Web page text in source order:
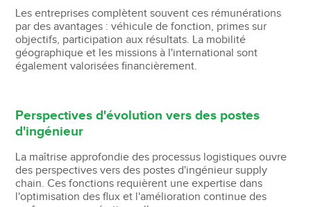
Les entreprises complètent souvent ces rémunérations
par des avantages : véhicule de fonction, primes sur
objectifs, participation aux résultats. La mobilité
géographique et les missions à l'international sont
également valorisées financièrement.
Perspectives d'évolution vers des postes
d'ingénieur
La maîtrise approfondie des processus logistiques ouvre
des perspectives vers des postes d'ingénieur supply
chain. Ces fonctions requièrent une expertise dans
l'optimisation des flux et l'amélioration continue des